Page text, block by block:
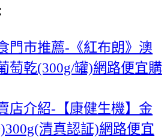
門市推薦-《紅布朗》澳
萄乾(300g/罐)網路便宜購
店介紹-【康健生機】金
清真認証)網路便宜